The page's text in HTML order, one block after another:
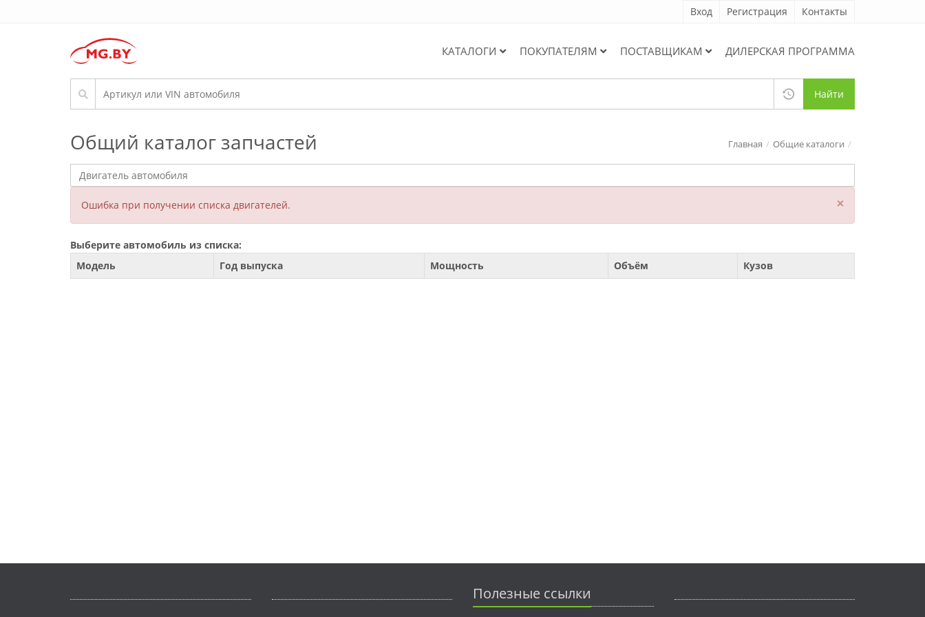
Вход Регистрация Контакты
КАТАЛОГИ ПОКУПАТЕЛЯМ ПОСТАВЩИКАМ ДИЛЕРСКАЯ ПРОГРАММА
Найти
Общий каталог запчастей Главная Общие каталоги
Ошибка при получении списка двигателей. ×
Выберите автомобиль из списка:
Модель
Год выпуска Мощность Объём Кузов
Полезные ссылки